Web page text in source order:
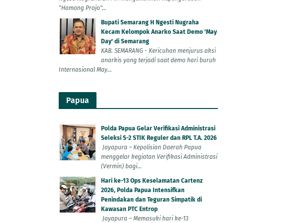
"Hamong Projo"...
Bupati Semarang H Ngesti Nugraha
Kecam Kelompok Anarko Saat Demo 'May
Day' di Semarang
KAB. SEMARANG - Kericuhan menjurus aksi
anarkis yang terjadi saat demo hari buruh
Internasional May...
Papua
Polda Papua Gelar Verifikasi Administrasi
Seleksi S-2 STIK Reguler dan RPL T.A. 2026
Jayapura – Kepolisian Daerah Papua
menggelar kegiatan Verifikasi Administrasi
(Vermin) bagi...
Hari ke-13 Ops Keselamatan Cartenz
2026, Polda Papua Intensifkan
Penindakan dan Teguran Simpatik di
Kawasan PTC Entrop
Jayapura – Memasuki hari ke-13